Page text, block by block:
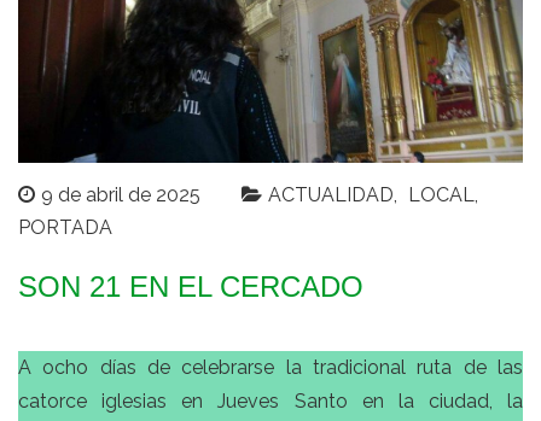
9 de abril de 2025 ACTUALIDAD
LOCAL
PORTADA
SON 21 EN EL CERCADO
A ocho días de celebrarse la tradicional ruta de las
catorce iglesias en Jueves Santo en la ciudad, la